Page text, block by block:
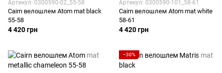
Артикул: 0300590-02_55-58
Cairn велошлем Atom mat black
55-58
4 420 грн
Артикул: 0300590-101_58-61
Cairn велошлем Atom mat white
58-61
4 420 грн
−30%